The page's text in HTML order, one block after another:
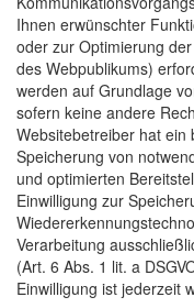
Ihnen erwünschter
oder zur Optimierung
des Webpublikums)
werden auf Grundlage
sofern keine andere
Websitebetreiber hat
Speicherung von
und optimierten
Einwilligung zur
Verarbeitung
(Art. 6 Abs. 1 lit. a
Einwilligung ist jederzeit